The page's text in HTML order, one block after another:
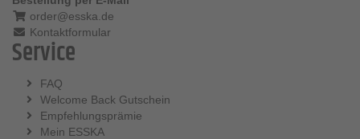
order@esska.de
Kontaktformular
Service
FAQ
Welcome Back Gutschein
Empfehlungsprämie
Mein ESSKA